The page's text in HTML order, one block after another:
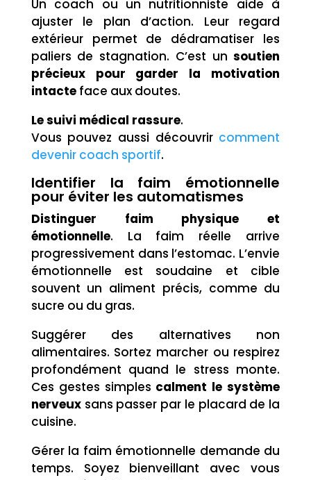
Un coach ou un nutritionniste aide à
ajuster le plan d’action. Leur regard
extérieur permet de dédramatiser les
paliers de stagnation. C’est unsoutien
précieux pour garder la motivation
intacteface aux doutes.
Le suivi médical rassure.
Vous pouvez aussi découvrir comment
devenir coach sportif.
Identifier la faim émotionnelle
pour éviter les automatismes
Distinguer faim physique et
émotionnelle. La faim réelle arrive
progressivement dans l’estomac. L’envie
émotionnelle est soudaine et cible
souvent un aliment précis, comme du
sucre ou du gras.
Suggérer des alternatives non
alimentaires. Sortez marcher ou respirez
profondément quand le stress monte.
Ces gestes simples calment le système
nerveuxsans passer par le placard de la
cuisine.
Gérer la faim émotionnelle demande du
temps. Soyez bienveillant avec vous